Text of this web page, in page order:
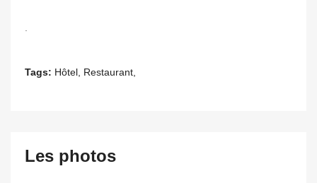
Tags: Hôtel, Restaurant,
Les photos